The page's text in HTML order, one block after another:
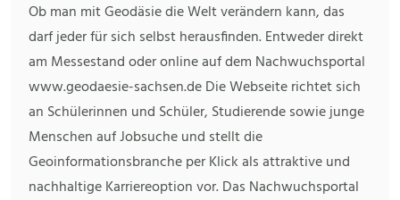
Ob man mit Geodäsie die Welt verändern kann, das
darf jeder für sich selbst herausfinden. Entweder direkt
am Messestand oder online auf dem Nachwuchsportal
www.geodaesie-sachsen.de Die Webseite richtet sich
an Schülerinnen und Schüler, Studierende sowie junge
Menschen auf Jobsuche und stellt die
Geoinformationsbranche per Klick als attraktive und
nachhaltige Karriereoption vor. Das Nachwuchsportal